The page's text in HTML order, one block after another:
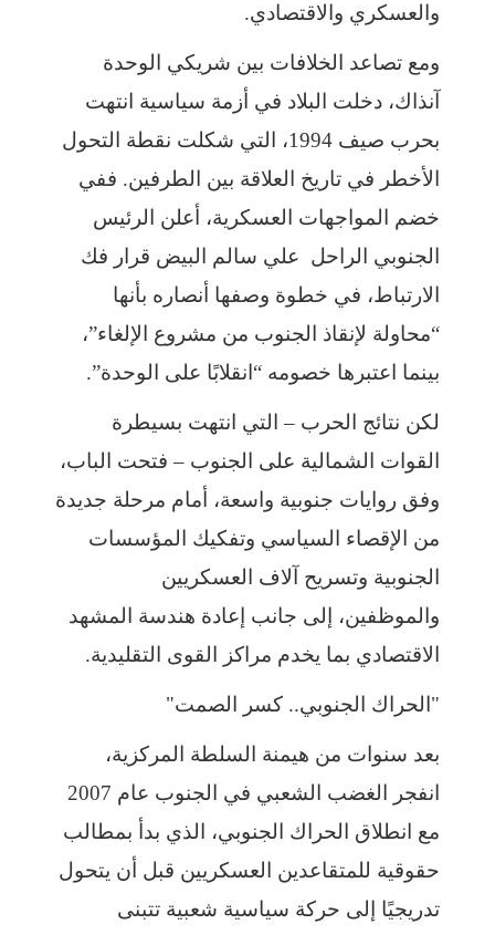
والعسكري والاقتصادي.
ومع تصاعد الخلافات بين شريكي الوحدة
آنذاك، دخلت البلاد في أزمة سياسية انتهت
بحرب صيف 1994، التي شكلت نقطة التحول
الأخطر في تاريخ العلاقة بين الطرفين. ففي
خضم المواجهات العسكرية، أعلن الرئيس
الجنوبي الراحل علي سالم البيض قرار فك
الارتباط، في خطوة وصفها أنصاره بأنها
“محاولة لإنقاذ الجنوب من مشروع الإلغاء”،
بينما اعتبرها خصومه “انقلابًا على الوحدة”.
لكن نتائج الحرب – التي انتهت بسيطرة
القوات الشمالية على الجنوب – فتحت الباب،
وفق روايات جنوبية واسعة، أمام مرحلة جديدة
من الإقصاء السياسي وتفكيك المؤسسات
الجنوبية وتسريح آلاف العسكريين
والموظفين، إلى جانب إعادة هندسة المشهد
الاقتصادي بما يخدم مراكز القوى التقليدية.
"الحراك الجنوبي.. كسر الصمت"
بعد سنوات من هيمنة السلطة المركزية،
انفجر الغضب الشعبي في الجنوب عام 2007
مع انطلاق الحراك الجنوبي، الذي بدأ بمطالب
حقوقية للمتقاعدين العسكريين قبل أن يتحول
تدريجيًا إلى حركة سياسية شعبية تتبنى